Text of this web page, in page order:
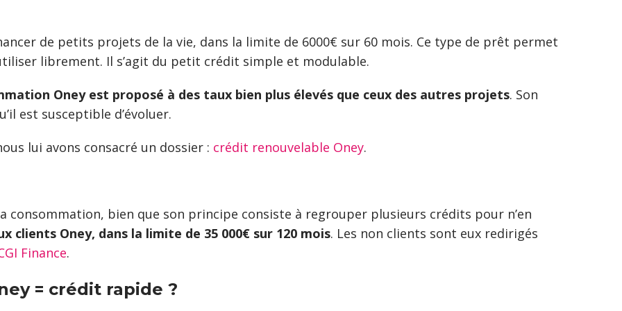
de petits projets de la vie, dans la limite de 6000€ sur 60 mois. Ce type de prêt permet
librement. Il s’agit du petit crédit simple et modulable.
Oney est proposé à des taux bien plus élevés que ceux des autres projets. Son
est susceptible d’évoluer.
lui avons consacré un dossier : crédit renouvelable Oney.
consommation, bien que son principe consiste à regrouper plusieurs crédits pour n’en
clients Oney, dans la limite de 35 000€ sur 120 mois. Les non clients sont eux redirigés
Finance.
= crédit rapide ?